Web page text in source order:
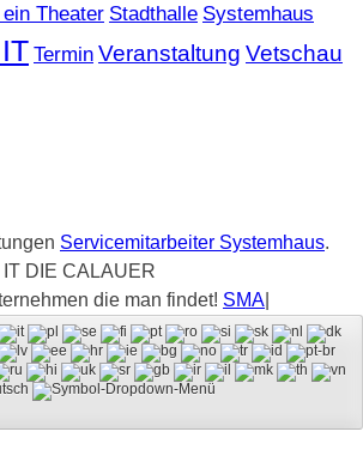
ein Theater Stadthalle Systemhaus
Termin Veranstaltung Vetschau
Servicemitarbeiter Systemhaus.
DIE CALAUER
die man findet! SMA